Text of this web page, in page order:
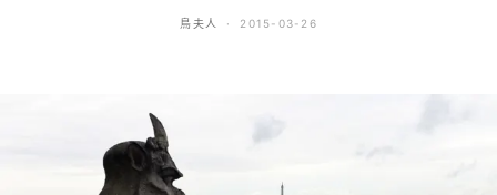
鳥夫人 2015-03-26